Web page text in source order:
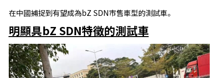
在中國捕捉到有望成為bZ SDN市售車型的測試車。
明顯具bZ SDN特徵的測試車